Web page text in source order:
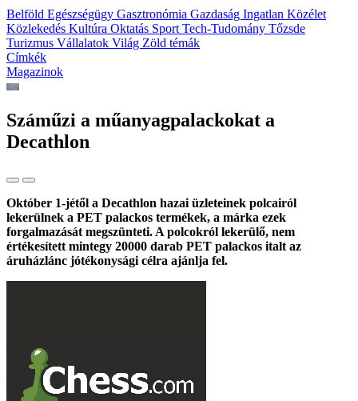
Belföld Egészségügy Gasztronómia Gazdaság Ingatlan Közélet
Közlekedés Kultúra Oktatás Sport Tech-Tudomány Tőzsde
Turizmus Vállalatok Világ Zöld témák
Címkék
Magazinok
Száműzi a műanyagpalackokat a
Decathlon
Október 1-jétől a Decathlon hazai üzleteinek polcairól
lekerülnek a PET palackos termékek, a márka ezek
forgalmazását megszünteti. A polcokról lekerülő, nem
értékesített mintegy 20000 darab PET palackos italt az
áruházlánc jótékonysági célra ajánlja fel.